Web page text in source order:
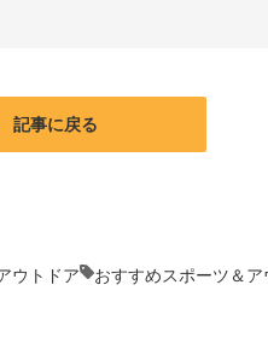
記事に戻る
ウトドア おすすめスポーツ＆